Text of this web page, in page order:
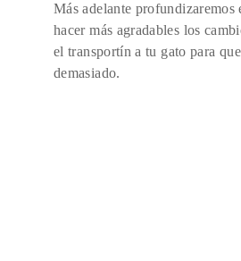
Más adelante profundizaremos
hacer más agradables los
el transportín a tu gato para
demasiado.